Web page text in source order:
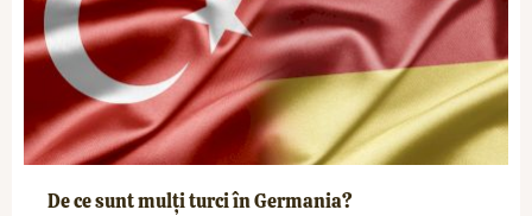
De ce sunt mulți turci în Germania?